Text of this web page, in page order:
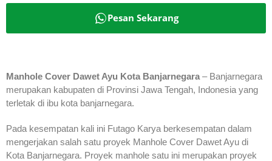
Pesan Sekarang
Manhole Cover Dawet Ayu Kota Banjarnegara – Banjarnegara
merupakan kabupaten di Provinsi Jawa Tengah, Indonesia yang
terletak di ibu kota banjarnegara.
Pada kesempatan kali ini Futago Karya berkesempatan dalam
mengerjakan salah satu proyek Manhole Cover Dawet Ayu di
Kota Banjarnegara. Proyek manhole satu ini merupakan proyek